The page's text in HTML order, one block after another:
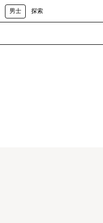
男士 探索